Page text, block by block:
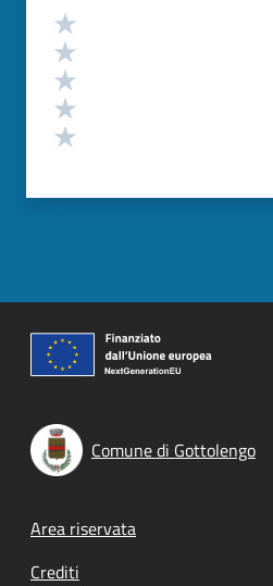
Valutazione
Comune di Gottolengo
Footer menu
Area riservata
Crediti